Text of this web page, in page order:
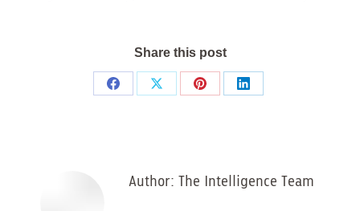
Share this post
Share
Share
Share
Share
Author: The Intelligence Team